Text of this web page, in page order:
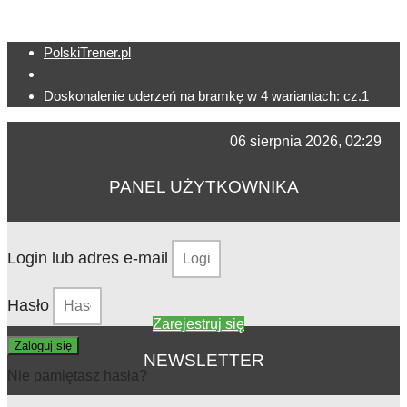
PolskiTrener.pl
Doskonalenie uderzeń na bramkę w 4 wariantach: cz.1
06 sierpnia 2026, 02:29
PANEL UŻYTKOWNIKA
Login lub adres e-mail
Hasło
Zaloguj się
Nie pamiętasz hasła?
Zarejestruj się
NEWSLETTER